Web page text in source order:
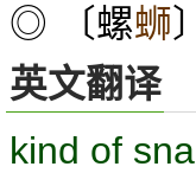
◎ 〔螺蛳
英文翻译
kind of